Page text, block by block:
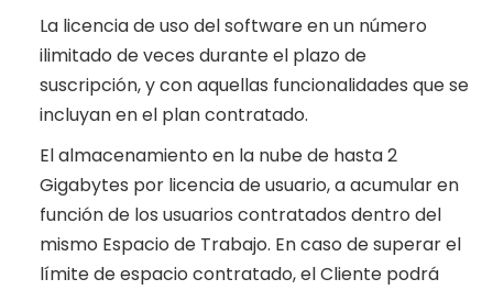
La licencia de uso del software en un número
ilimitado de veces durante el plazo de
suscripción, y con aquellas funcionalidades que se
incluyan en el plan contratado.
El almacenamiento en la nube de hasta 2
Gigabytes por licencia de usuario, a acumular en
función de los usuarios contratados dentro del
mismo Espacio de Trabajo. En caso de superar el
límite de espacio contratado, el Cliente podrá